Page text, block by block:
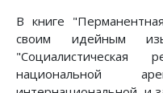
В книге
своим идейным
"Социалистическая
национальной